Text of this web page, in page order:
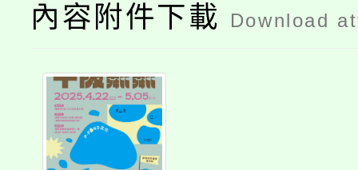
內容附件下載 Download